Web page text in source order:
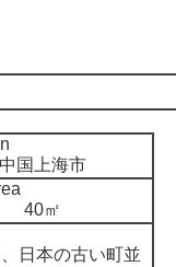
中国上海市
40㎡
日本の古い町並